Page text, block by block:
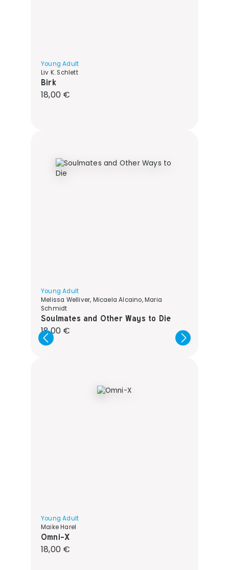
Young Adult
Liv K. Schlett
Birk
Regulärer Preis:
18,00 €
Young Adult
Melissa Welliver, Micaela Alcaino, Maria
Schmidt
Soulmates and Other Ways to Die
Regulärer Preis:
18,00 €
Young Adult
Maike Harel
Omni-X
Regulärer Preis:
18,00 €